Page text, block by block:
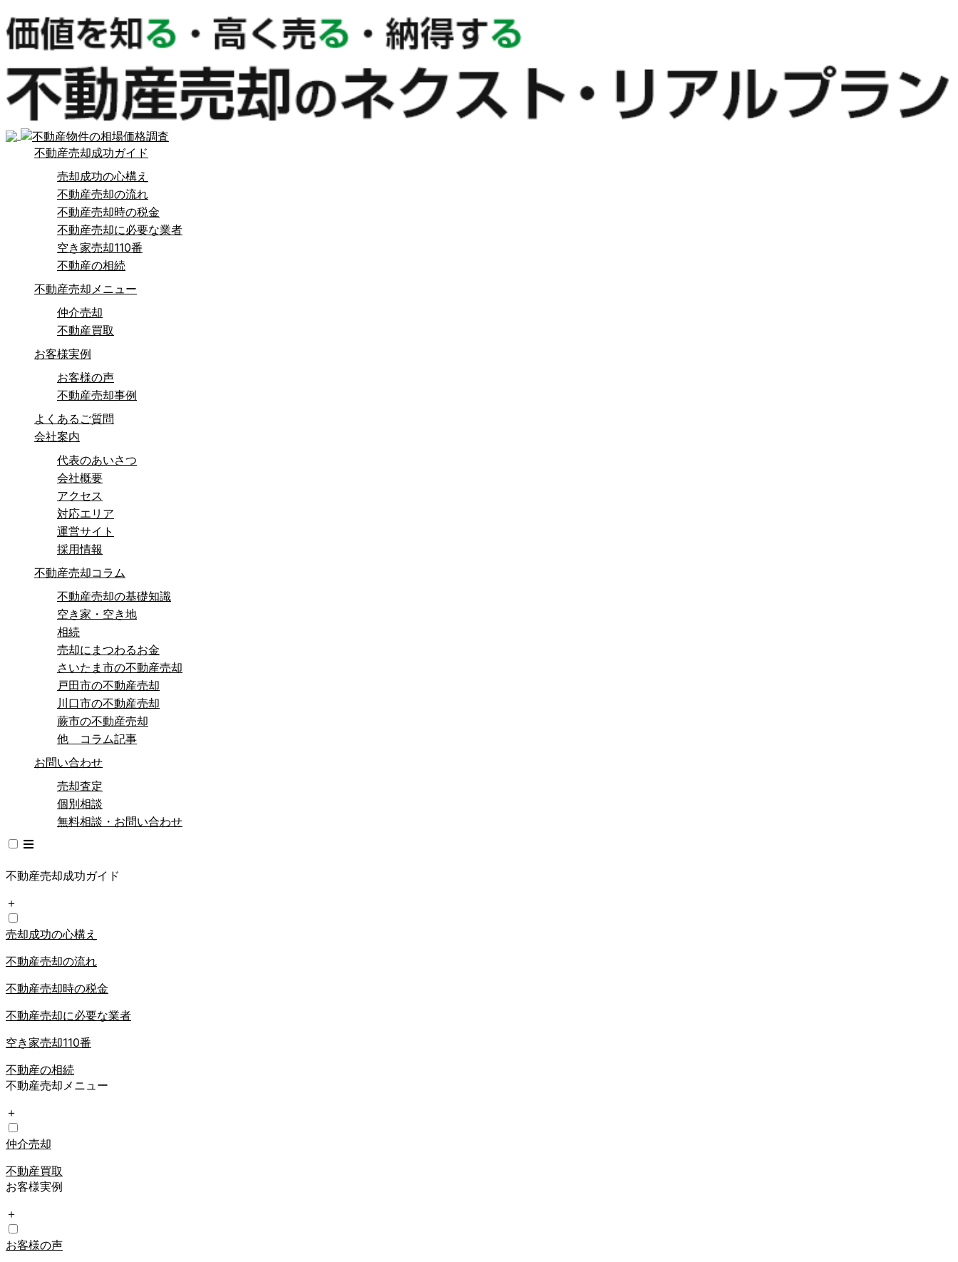
不動産売却成功ガイド
売却成功の心構え
不動産売却の流れ
不動産売却時の税金
不動産売却に必要な業者
空き家売却110番
不動産の相続
不動産売却メニュー
仲介売却
不動産買取
お客様実例
お客様の声
不動産売却事例
よくあるご質問
会社案内
代表のあいさつ
会社概要
アクセス
対応エリア
運営サイト
採用情報
不動産売却コラム
不動産売却の基礎知識
空き家・空き地
相続
売却にまつわるお金
さいたま市の不動産売却
戸田市の不動産売却
川口市の不動産売却
蕨市の不動産売却
他 コラム記事
お問い合わせ
売却査定
個別相談
無料相談・お問い合わせ
不動産売却成功ガイド
＋
売却成功の心構え
不動産売却の流れ
不動産売却時の税金
不動産売却に必要な業者
空き家売却110番
不動産の相続
不動産売却メニュー
＋
仲介売却
不動産買取
お客様実例
＋
お客様の声